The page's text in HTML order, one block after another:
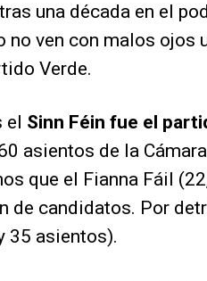
una década en el
no ven con malos ojos
Verde.
Sinn Féin fue el
asientos de la
que el Fianna Fáil
de candidatos. Por
35 asientos).